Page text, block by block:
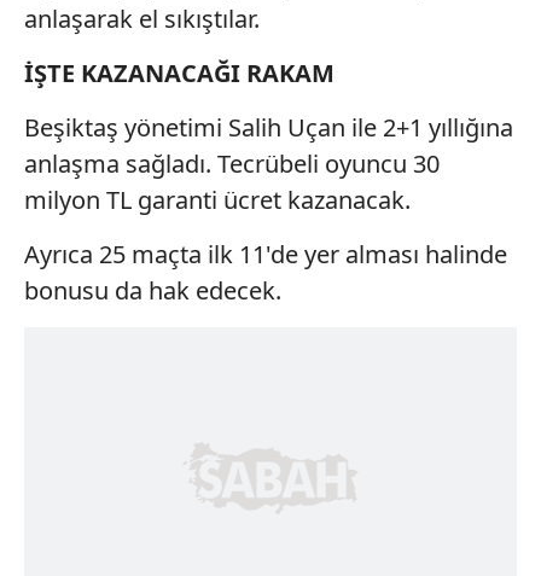
anlaşarak el sıkıştılar.
İŞTE KAZANACAĞI RAKAM
Beşiktaş yönetimi Salih Uçan ile 2+1 yıllığına
anlaşma sağladı. Tecrübeli oyuncu 30
milyon TL garanti ücret kazanacak.
Ayrıca 25 maçta ilk 11'de yer alması halinde
bonusu da hak edecek.